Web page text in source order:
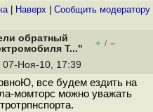
| Наверх Cообщить модератору
обратный
T..."
+ / –
07-Ноя-10, 17:39
все будем ездить на
момторс можно уважать